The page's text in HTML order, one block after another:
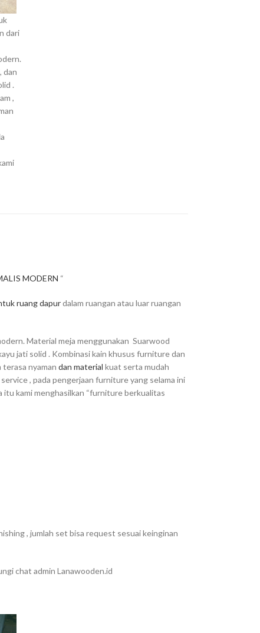
dari
dan
.
,
MODERN “
ruang dapurdalam ruangan atau luar ruangan
Material meja menggunakan Suarwood
jati solid . Kombinasi kain khusus furniture dan
terasa nyaman dan material kuat serta mudah
, pada pengerjaan furniture yang selama ini
itu kami menghasilkan “furniture berkualitas
, jumlah set bisa request sesuai keinginan
chat admin Lanawooden.id